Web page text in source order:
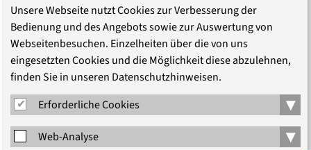
verschiedener Kulturen und Religionen wie die Aufgabe,
den Aufbau einer aktiven europäischen Bürgerschaft
auch mit ethisch-religiöser und werteorientierter
Bildung zu flankieren.
Daraus ergeben sich Fragen, die wir u.a. mit dem
zuständigen
Unsere Webseite nutzt Cookies zur Verbesserung der
Bedienung und des Angebots sowie zur Auswertung von
Webseitenbesuchen. Einzelheiten über die von uns
eingesetzten Cookies und die Möglichkeit diese abzulehnen,
finden Sie in unseren Datenschutzhinweisen.
Erforderliche Cookies
▾
Web-Analyse ▾